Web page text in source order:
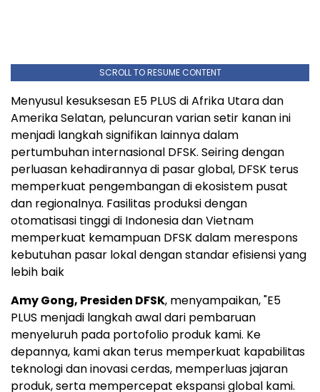
SCROLL TO RESUME CONTENT
Menyusul kesuksesan E5 PLUS di Afrika Utara dan
Amerika Selatan, peluncuran varian setir kanan ini
menjadi langkah signifikan lainnya dalam
pertumbuhan internasional DFSK. Seiring dengan
perluasan kehadirannya di pasar global, DFSK terus
memperkuat pengembangan di ekosistem pusat
dan regionalnya. Fasilitas produksi dengan
otomatisasi tinggi di Indonesia dan Vietnam
memperkuat kemampuan DFSK dalam merespons
kebutuhan pasar lokal dengan standar efisiensi yang
lebih baik
Amy Gong, Presiden DFSK, menyampaikan, "E5
PLUS menjadi langkah awal dari pembaruan
menyeluruh pada portofolio produk kami. Ke
depannya, kami akan terus memperkuat kapabilitas
teknologi dan inovasi cerdas, memperluas jajaran
produk, serta mempercepat ekspansi global kami.